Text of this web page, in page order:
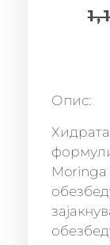
Опис:
Moringa